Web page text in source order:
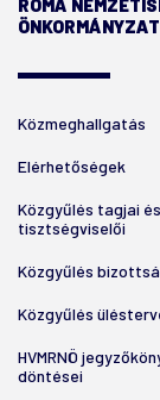
ROMA
ÖNKORMÁNYZAT
Közmeghallgatás
Elérhetőségek
Közgyűlés tagjai és
tisztségviselői
Közgyűlés
Közgyűlés
HVMRNÖ
döntései